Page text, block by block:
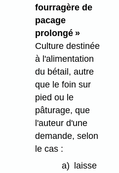
fourragère de
pacage
prolongé »
Culture destinée
à l'alimentation
du bétail, autre
que le foin sur
pied ou le
pâturage, que
l'auteur d'une
demande, selon
le cas :
a)
laisse